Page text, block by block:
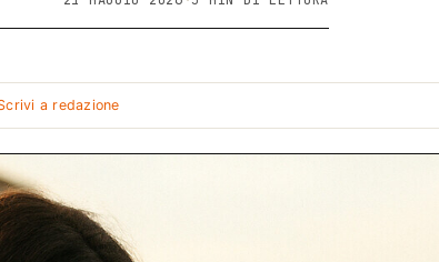
a redazione